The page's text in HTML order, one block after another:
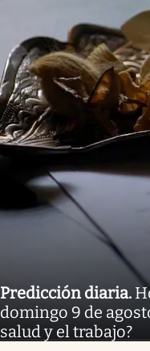
Predicción diaria.
domingo 9 de
salud y el trabajo?